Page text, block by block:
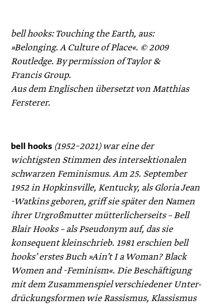
bell hooks: Touching the Earth, aus:
»Belonging. A Culture of Place«. © 2009
Routledge. By permission of Taylor &
Francis Group.
Aus dem Englischen übersetzt von Matthias
Fersterer.
bell hooks (1952–2021) war eine der
wichtigsten Stimmen des intersektionalen
schwarzen Feminismus. Am 25. September
1952 in Hopkinsville, Kentucky, als Gloria Jean
-Watkins geboren, griff sie später den Namen
ihrer Urgroßmutter mütterlicherseits – Bell
Blair Hooks – als Pseudonym auf, das sie
konsequent kleinschrieb. 1981 erschien bell
hooks’ erstes Buch »Ain’t I a Woman? Black
Women and -Feminism«. Die Beschäftigung
mit dem Zusammenspiel verschiedener Unter-
drückungsformen wie Rassismus, Klassismus